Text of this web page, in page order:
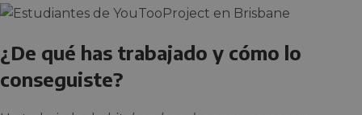
¿De qué has trabajado y cómo lo
conseguiste?